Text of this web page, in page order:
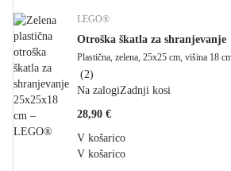
LEGO®
Otroška škatla za shranjevanje
Plastična, zelena, 25x25 cm, višina 18
(2)
Na zalogiZadnji kosi
28,90 €
V košarico
V košarico